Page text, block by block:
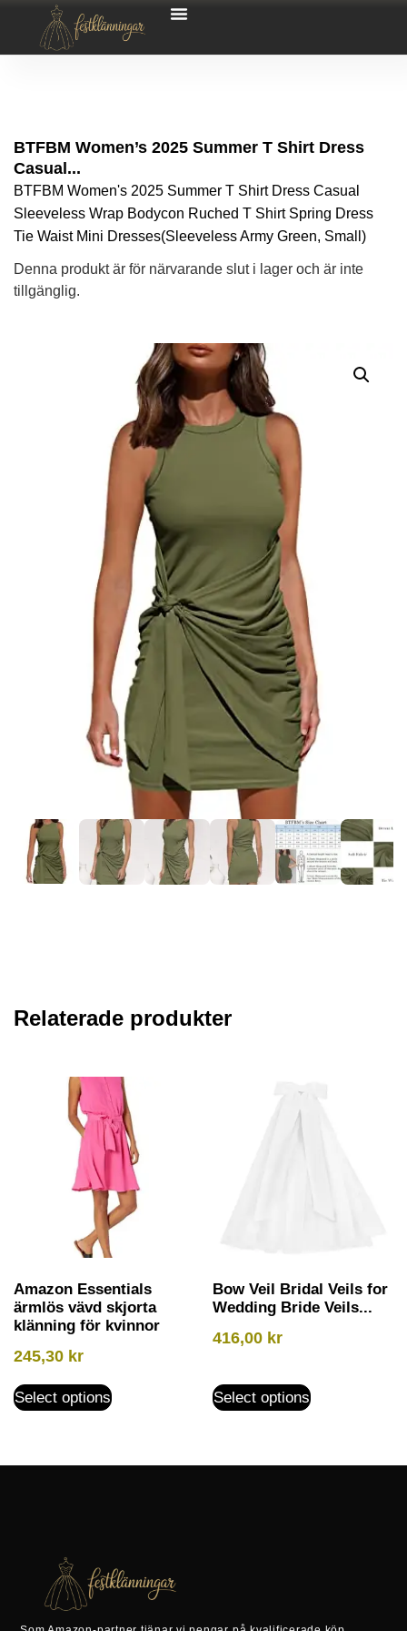
BTFBM Women’s 2025 Summer T Shirt Dress
Casual...
BTFBM Women's 2025 Summer T Shirt Dress Casual
Sleeveless Wrap Bodycon Ruched T Shirt Spring Dress
Tie Waist Mini Dresses(Sleeveless Army Green, Small)
Denna produkt är för närvarande slut i lager och är inte
tillgänglig.
Relaterade produkter
Amazon Essentials
ärmlös vävd skjorta
klänning för kvinnor
245,30 kr
Select options
Bow Veil Bridal Veils for
Wedding Bride Veils...
416,00 kr
Select options